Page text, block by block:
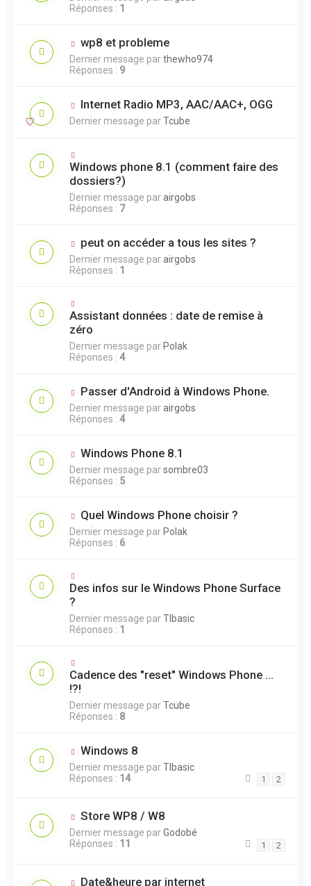
Réponses : 1
wp8 et probleme
Dernier message parthewho974
Réponses : 9
Internet Radio MP3, AAC/AAC+, OGG
Dernier message parTcube
Windows phone 8.1 (comment faire des
dossiers?)
Dernier message parairgobs
Réponses : 7
peut on accéder a tous les sites ?
Dernier message parairgobs
Réponses : 1
Assistant données : date de remise à
zéro
Dernier message par Polak
Réponses : 4
Passer d'Android à Windows Phone.
Dernier message parairgobs
Réponses : 4
Windows Phone 8.1
Dernier message parsombre03
Réponses : 5
Quel Windows Phone choisir ?
Dernier message par Polak
Réponses : 6
Des infos sur le Windows Phone Surface
?
Dernier message parTIbasic
Réponses : 1
Cadence des "reset" Windows Phone ...
!?!
Dernier message parTcube
Réponses : 8
Windows 8
Dernier message parTIbasic
Réponses : 14 1 2
Store WP8 / W8
Dernier message parGodobé
Réponses : 11 1 2
Date&heure par internet